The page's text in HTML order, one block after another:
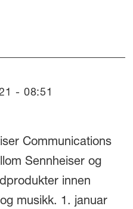
- 08:51
Communications
Sennheiser og
innen
musikk. 1. januar